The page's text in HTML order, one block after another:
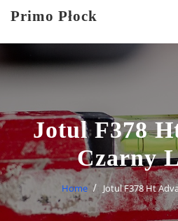
Primo Płock
Jotul F378
Czarny
Home Jotul F378 Ht